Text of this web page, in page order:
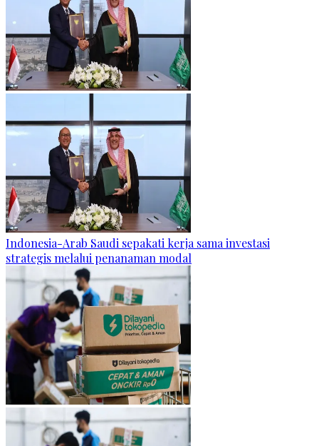
Indonesia-Arab Saudi sepakati kerja sama investasi
strategis melalui penanaman modal